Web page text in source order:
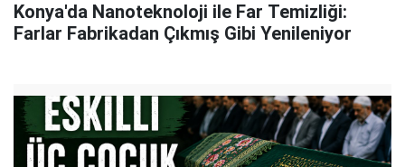
Konya'da Nanoteknoloji ile Far Temizliği:
Farlar Fabrikadan Çıkmış Gibi Yenileniyor